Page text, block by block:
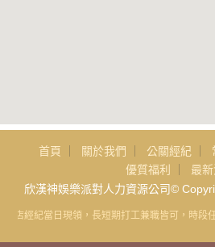
首頁 關於我們 公關經紀
優質福利
最
欣漢神娛樂派對人力資源公司©
店經紀當日現領，長短期打工兼職皆可，時段